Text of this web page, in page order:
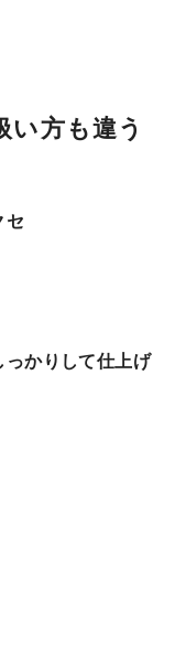
い方も違う
クセ
っかりして仕上げ